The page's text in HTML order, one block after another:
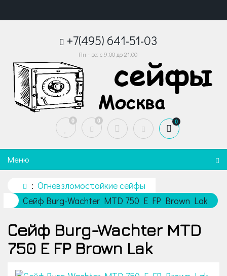
+7(495) 641-51-03
Пн - вс: с 9:00 до 21:00
0 0 0
Меню
Огневзломостойкие сейфы
Сейф Burg-Wachter MTD 750 E FP Brown Lak
Сейф Burg-Wachter MTD
750 E FP Brown Lak